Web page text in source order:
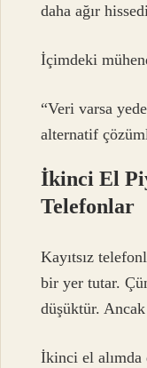
daha ağır
İçimdeki
“Veri varsa
alternatif
İkinci El
Telefonlar
Kayıtsız
bir yer tutar.
düşüktür.
İkinci el